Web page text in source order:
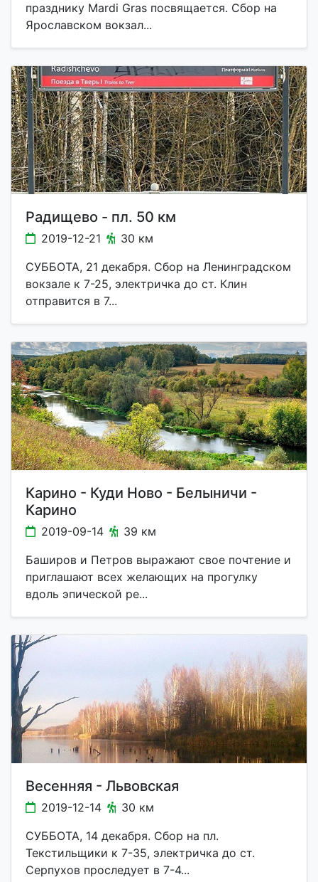
празднику Mardi Gras посвящается. Сбор на
Ярославском вокзал...
Радищево - пл. 50 км
2019-12-21
30 км
СУББОТА, 21 декабря. Сбор на Ленинградском
вокзале к 7-25, электричка до ст. Клин
отправится в 7...
Карино - Куди Ново - Белыничи -
Карино
2019-09-14
39 км
Баширов и Петров выражают свое почтение и
приглашают всех желающих на прогулку
вдоль эпической ре...
Весенняя - Львовская
2019-12-14
30 км
СУББОТА, 14 декабря. Сбор на пл.
Текстильщики к 7-35, электричка до ст.
Серпухов проследует в 7-4...